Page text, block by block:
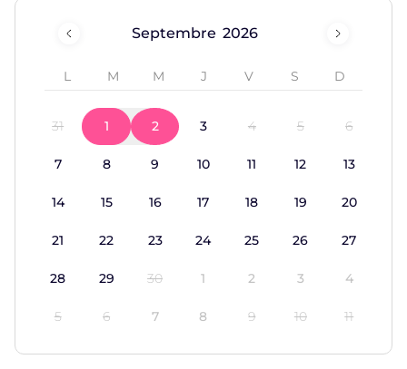
Septembre
31 1 2 3 4 5 6
7 8 9 10 11 12 13
14 15 16 17 18 19 20
21 22 23 24 25 26 27
28 29 30 1 2 3 4
5 6 7 8 9 10 11